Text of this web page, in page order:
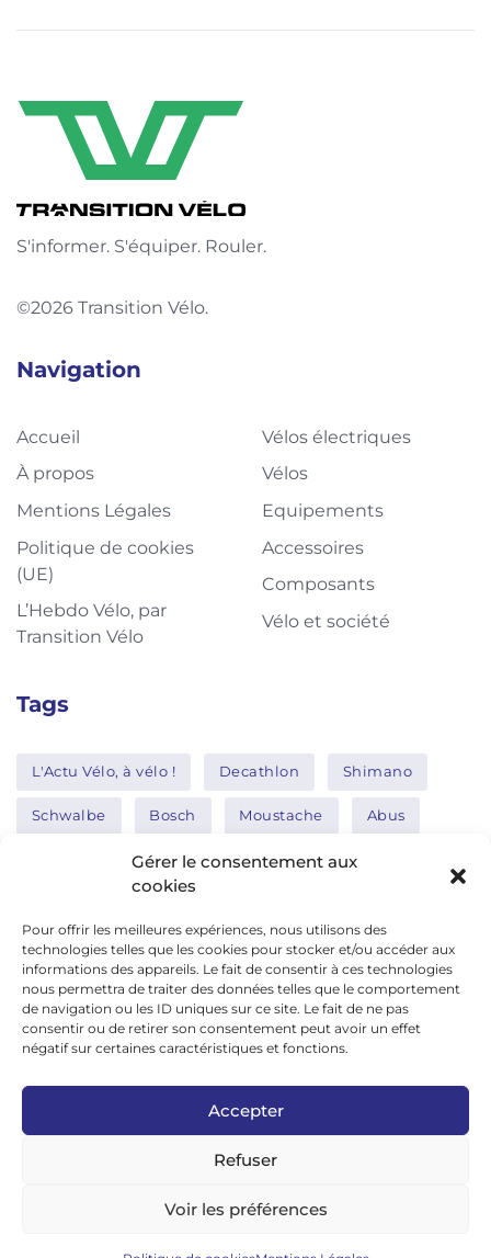
Gérer le consentement aux
cookies
Pour offrir les meilleures expériences, nous utilisons des
technologies telles que les cookies pour stocker et/ou accéder aux
informations des appareils. Le fait de consentir à ces technologies
nous permettra de traiter des données telles que le comportement
de navigation ou les ID uniques sur ce site. Le fait de ne pas
consentir ou de retirer son consentement peut avoir un effet
négatif sur certaines caractéristiques et fonctions.
Accepter
Refuser
Voir les préférences
S'informer. S'équiper. Rouler.
©2026 Transition Vélo.
Navigation
Accueil
À propos
Mentions Légales
Politique de cookies
(UE)
L’Hebdo Vélo, par
Transition Vélo
Vélos électriques
Vélos
Equipements
Accessoires
Composants
Vélo et société
Tags
L'Actu Vélo, à vélo ! Decathlon Shimano
Schwalbe Bosch Moustache Abus
Thule Nakamura
Réseaux sociaux
google news
facebook
twitter